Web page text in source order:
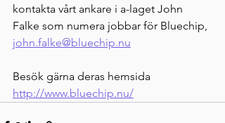
kontakta vårt ankare i a-laget John
Falke som numera jobbar för Bluechip,
john.falke@bluechip.nu
Besök gärna deras hemsida
http://www.bluechip.nu/